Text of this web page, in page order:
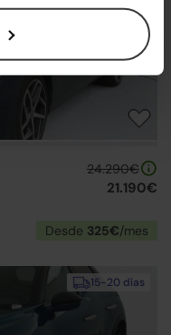
24.290€
21.190€
Desde 325€/mes
15-20 días